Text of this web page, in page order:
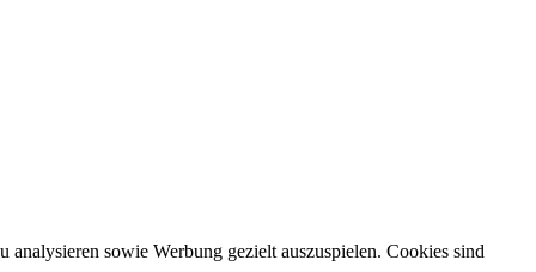
sowie Werbung gezielt auszuspielen. Cookies sind